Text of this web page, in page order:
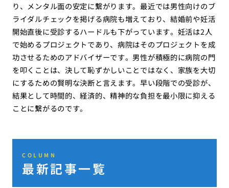
り、メンタル面の安定に繋がります。最近では男性向けのブ
ライダルチェックを掲げる病院も増えており、結婚前や妊活
開始直後に受診するハードルも下がっています。妊活は2人
で始めるプロジェクトであり、病院はそのプロジェクトを成
功させるためのアドバイザーです。男性が積極的に病院の門
を叩くことは、決して恥ずかしいことではなく、家族を大切
にするための賢明な決断と言えます。早い段階での受診が、
結果として時間的、経済的、精神的な負担を最小限に抑える
ことに繋がるのです。
COLUMN
最新記事一覧